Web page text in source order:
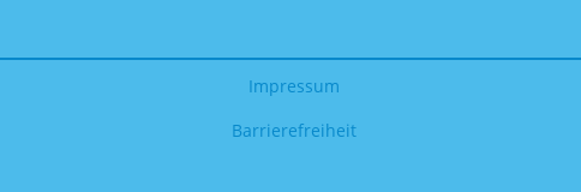
Impressum
Barrierefreiheit